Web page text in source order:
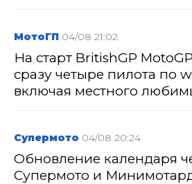
МотоГП 04/08 21:02
На старт BritishGP
сразу четыре пилота по
включая местного
Супермото 04/08 20:24
Обновление календаря
Супермото и